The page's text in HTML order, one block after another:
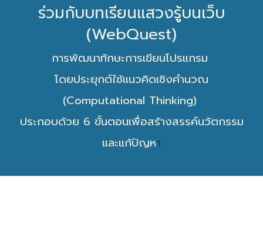
ร่วมกับบทเรียนแสวงรู้บนเว็บ
(WebQuest)
การพัฒนาทักษะการเขียนโปรแกรม
โดยประยุกต์ใช้แนวคิดเชิงคำนวณ
(Computational Thinking)
ประกอบด้วย 6 ขั้นตอนเพื่อสร้างสรรค์นวัตกรรม
และแก้ปัญหา